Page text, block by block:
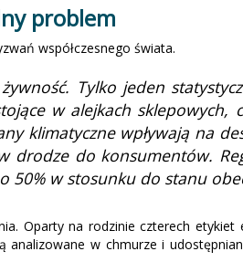
problem
współczesnego świata.
Tylko jeden
w alejkach
klimatyczne wpływają na
drodze do konsumentów.
50% w stosunku do stanu
Oparty na rodzinie czterech
analizowane w chmurze i